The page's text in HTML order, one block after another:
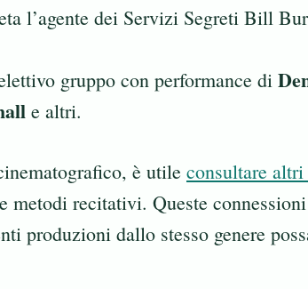
l’agente dei Servizi Segreti Bill
gruppo con performance di
e altri.
è utile consultare
metodi recitativi. Queste
produzioni dallo stesso genere